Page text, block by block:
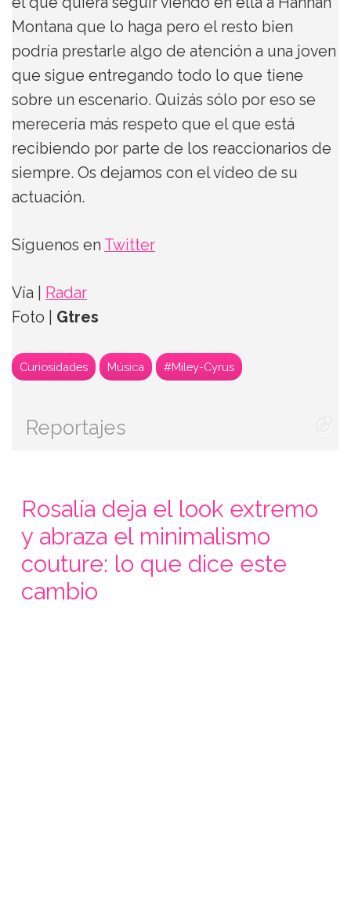
Montana que lo haga pero el resto bien
podría prestarle algo de atención a una joven
que sigue entregando todo lo que tiene
sobre un escenario. Quizás sólo por eso se
merecería más respeto que el que está
recibiendo por parte de los reaccionarios de
siempre. Os dejamos con el vídeo de su
actuación.
Síguenos en Twitter
Vía |
Radar
Foto |
Gtres
Curiosidades Música #Miley-Cyrus
Reportajes
Rosalía deja el look extremo
y abraza el minimalismo
couture: lo que dice este
cambio